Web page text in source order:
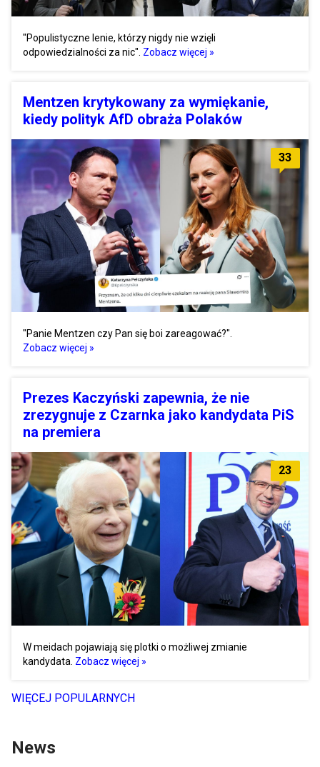
"Populistyczne lenie, którzy nigdy nie wzięli
odpowiedzialności za nic". Zobacz więcej »
Mentzen krytykowany za wymiękanie,
kiedy polityk AfD obraża Polaków
33
"Panie Mentzen czy Pan się boi zareagować?".
Zobacz więcej »
Prezes Kaczyński zapewnia, że nie
zrezygnuje z Czarnka jako kandydata PiS
na premiera
23
W meidach pojawiają się plotki o możliwej zmianie
kandydata. Zobacz więcej »
WIĘCEJ POPULARNYCH
News